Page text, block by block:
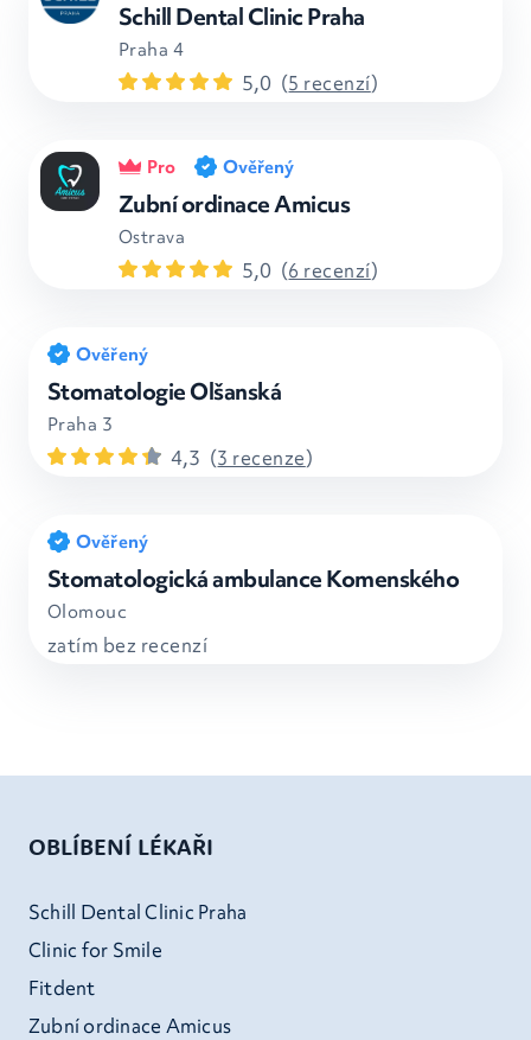
Schill Dental Clinic Praha
Praha 4
5,0 (5 recenzí)
Pro Ověřený
Zubní ordinace Amicus
Ostrava
5,0 (6 recenzí)
Ověřený
Stomatologie Olšanská
Praha 3
4,3 (3 recenze)
Ověřený
Stomatologická ambulance Komenského
Olomouc
zatím bez recenzí
OBLÍBENÍ LÉKAŘI
Schill Dental Clinic Praha
Clinic for Smile
Fitdent
Zubní ordinace Amicus